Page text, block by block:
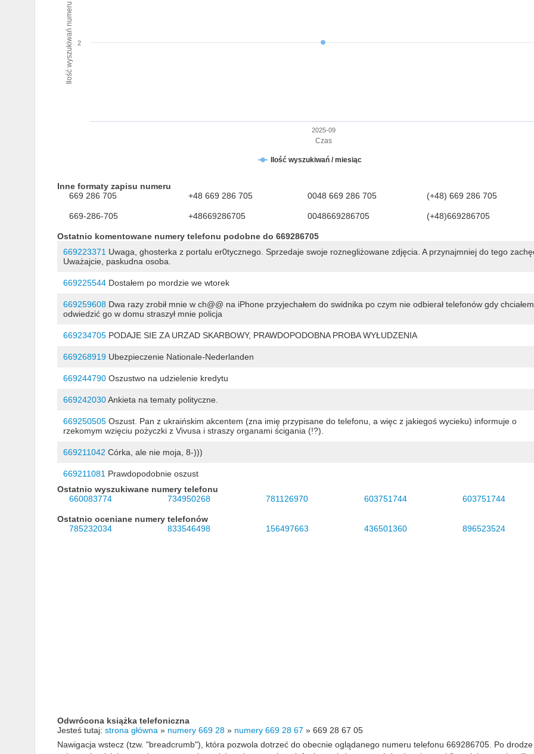
Czas
Ilość wyszukiwań numeru
Ilość wyszukiwań / miesiąc
2025-09
2
Inne formaty zapisu numeru
669 286 705
+48 669 286 705 0048 669 286 705 (+48) 669 286 705
669-286-705 +48669286705 0048669286705 (+48)669286705
Ostatnio komentowane numery telefonu podobne do 669286705
669223371Uwaga, ghosterka z portalu er0tycznego. Sprzedaje swoje roznegliżowane zdjęcia. A przynajmniej do tego
Uważajcie, paskudna osoba.
669225544Dostałem po mordzie we wtorek
669259608Dwa razy zrobił mnie w ch@@ na iPhone przyjechałem do swidnika po czym nie odbierał telefonów gdy chciałem
odwiedzić go w domu straszył mnie policja
669234705PODAJE SIE ZA URZAD SKARBOWY, PRAWDOPODOBNA PROBA WYŁUDZENIA
669268919Ubezpieczenie Nationale-Nederlanden
669244790Oszustwo na udzielenie kredytu
669242030Ankieta na tematy polityczne.
669250505Oszust. Pan z ukraińskim akcentem (zna imię przypisane do telefonu, a więc z jakiegoś wycieku) informuje o
rzekomym wzięciu pożyczki z Vivusa i straszy organami ścigania (!?).
669211042 Córka, ale nie moja, 8-)))
669211081Prawdopodobnie oszust
Ostatnio wyszukiwane numery telefonu
660083774
734950268 781126970 603751744 603751744
Ostatnio oceniane numery telefonów
785232034
833546498 156497663 436501360 896523524
Odwrócona książka telefoniczna
Jesteś tutaj: strona główna » numery 669 28 » numery 669 28 67 » 669 28 67 05
Nawigacja wstecz (tzw. "breadcrumb"), która pozwola dotrzeć do obecnie oglądanego numeru telefonu 669286705. Po